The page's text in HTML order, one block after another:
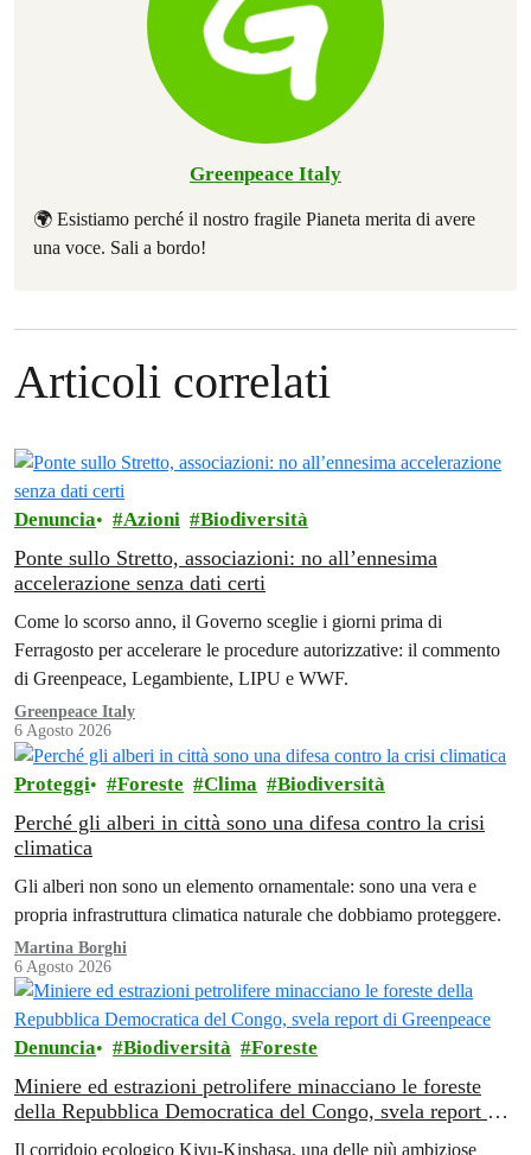
Greenpeace Italy
🌍 Esistiamo perché il nostro fragile Pianeta merita di avere
una voce. Sali a bordo!
Articoli correlati
Denuncia Azioni Biodiversità
Ponte sullo Stretto, associazioni: no all’ennesima
accelerazione senza dati certi
Come lo scorso anno, il Governo sceglie i giorni prima di
Ferragosto per accelerare le procedure autorizzative: il commento
di Greenpeace, Legambiente, LIPU e WWF.
Greenpeace Italy
6 Agosto 2026
Proteggi Foreste Clima Biodiversità
Perché gli alberi in città sono una difesa contro la crisi
climatica
Gli alberi non sono un elemento ornamentale: sono una vera e
propria infrastruttura climatica naturale che dobbiamo proteggere.
Martina Borghi
6 Agosto 2026
Denuncia Biodiversità Foreste
Miniere ed estrazioni petrolifere minacciano le foreste
della Repubblica Democratica del Congo, svela report di
Il corridoio ecologico Kivu-Kinshasa, una delle più ambiziose